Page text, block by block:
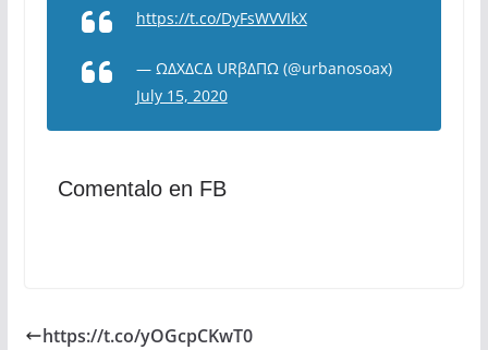
https://t.co/DyFsWVVIkX
— ΩΔXΔCΔ URβΔΠΩ (@urbanosoax)
July 15, 2020
Comentalo en FB
https://t.co/yOGcpCKwT0